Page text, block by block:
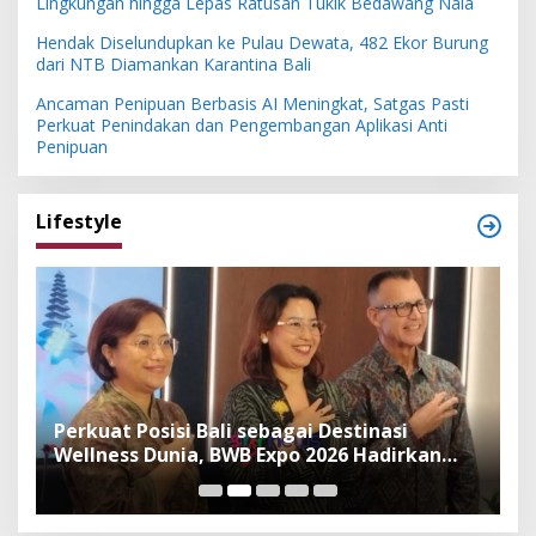
Hendak Diselundupkan ke Pulau Dewata, 482 Ekor Burung
dari NTB Diamankan Karantina Bali
Ancaman Penipuan Berbasis AI Meningkat, Satgas Pasti
Perkuat Penindakan dan Pengembangan Aplikasi Anti
Penipuan
Lifestyle
Perkuat Posisi Bali sebagai Destinasi
Wellness Dunia, BWB Expo 2026 Hadirkan
Exhibitor Nasional dan Global